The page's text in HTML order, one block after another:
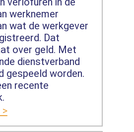
werknemer
wat de werkgever
Dat
over geld. Met
dienstverband
gespeeld worden.
recente